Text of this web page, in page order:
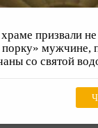
призвали не
порку» мужчине,
со святой